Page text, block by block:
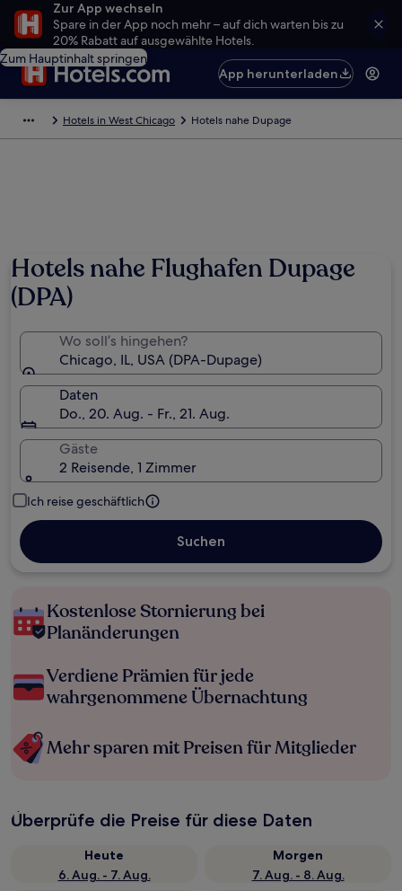
Zur App wechseln
Spare in der App noch mehr – auf dich warten bis zu
20% Rabatt auf ausgewählte Hotels.
Zum Hauptinhalt springen
App herunterladen
Hotels in West Chicago Hotels nahe Dupage
Hotels nahe Flughafen Dupage
(DPA)
Wo soll’s hingehen?
Chicago, IL, USA (DPA-Dupage)
Daten
Do., 20. Aug. - Fr., 21. Aug.
Gäste
2 Reisende, 1 Zimmer
Ich reise geschäftlich
Suchen
Kostenlose Stornierung bei
Planänderungen
Verdiene Prämien für jede
wahrgenommene Übernachtung
Mehr sparen mit Preisen für Mitglieder
Überprüfe die Preise für diese Daten
Heute
6. Aug. - 7. Aug.
Morgen
7. Aug. - 8. Aug.